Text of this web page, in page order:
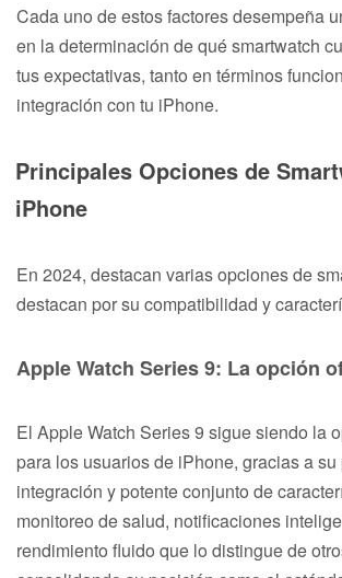
Cada uno de estos factores desempeña
en la determinación de qué smartwatch
tus expectativas, tanto en términos
integración con tu iPhone.
Principales Opciones de
iPhone
En 2024, destacan varias opciones de
destacan por su compatibilidad y
Apple Watch Series 9: La opción
El Apple Watch Series 9 sigue siendo la
para los usuarios de iPhone, gracias a su
integración y potente conjunto de
monitoreo de salud, notificaciones
rendimiento fluido que lo distingue de